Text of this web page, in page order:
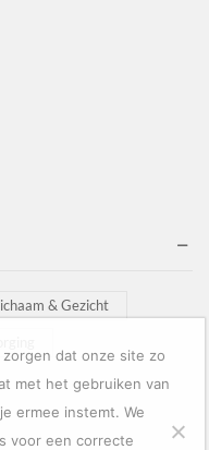
& Gezicht
dat onze site zo
met het gebruiken van
ermee instemt. We
voor een correcte